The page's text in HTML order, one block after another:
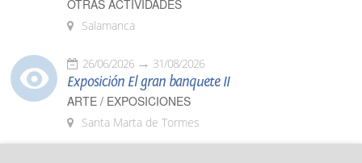
OTRAS ACTIVIDADES
Salamanca
26/06/2026 31/08/2026
Exposición El gran banquete II
ARTE / EXPOSICIONES
Santa Marta de Tormes